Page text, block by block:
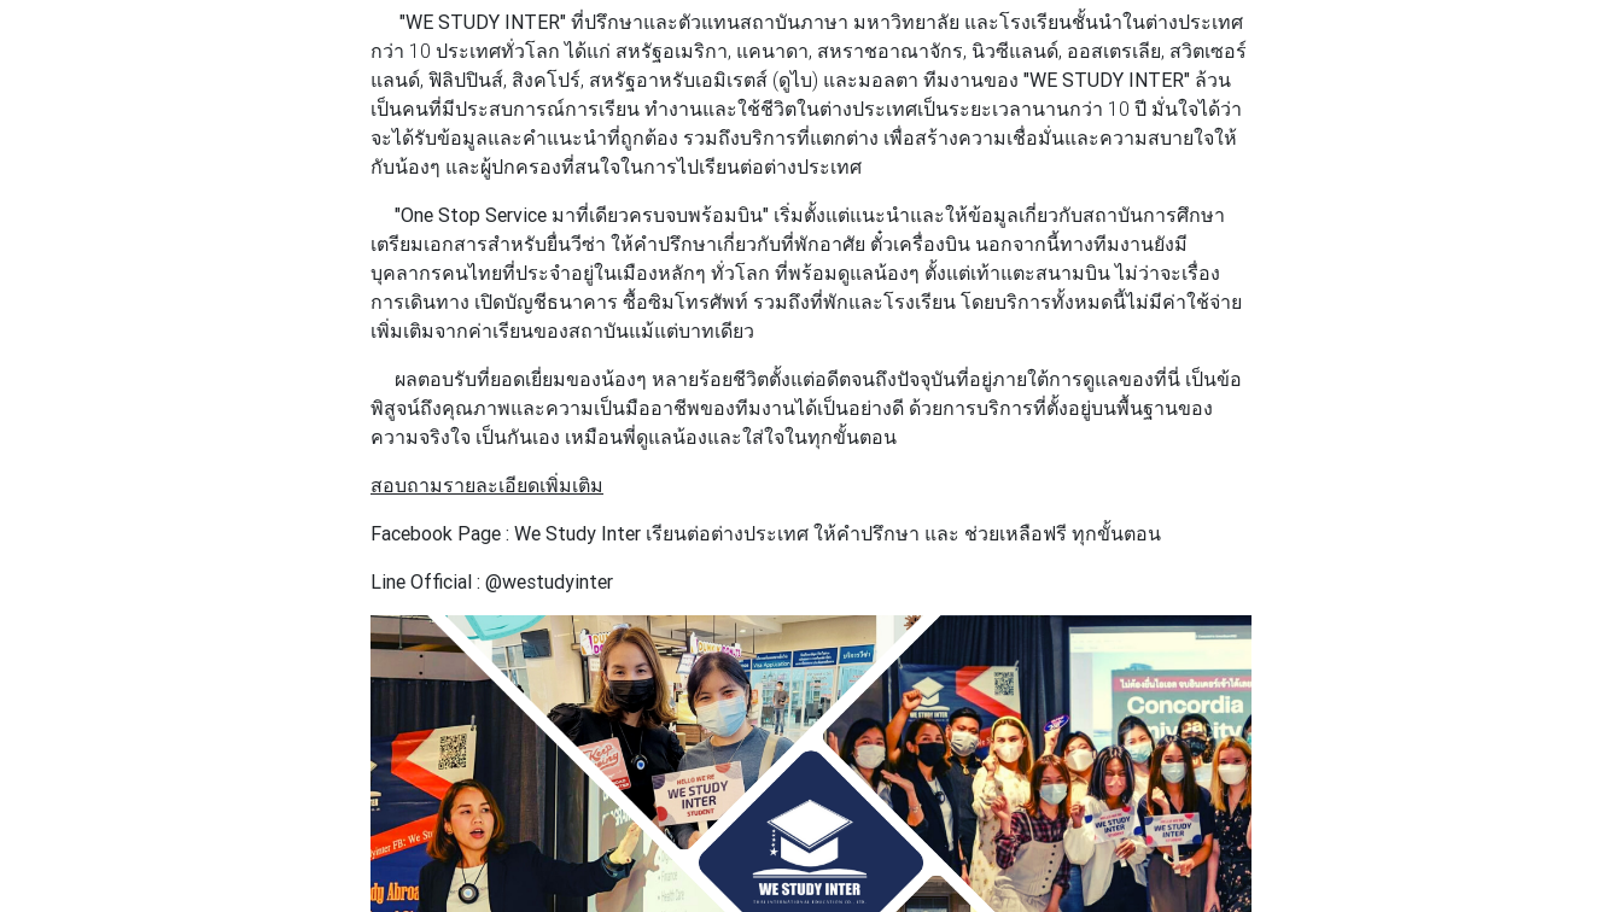
"WE STUDY INTER" ที่ปรึกษาและตัวแทนสถาบันภาษา มหาวิทยาลัย และโรงเรียนชั้นนำในต่างประเทศ
กว่า 10 ประเทศทั่วโลก ได้แก่ สหรัฐอเมริกา, แคนาดา, สหราชอาณาจักร, นิวซีแลนด์, ออสเตรเลีย, สวิตเซอร์
แลนด์, ฟิลิปปินส์, สิงคโปร์, สหรัฐอาหรับเอมิเรตส์ (ดูไบ) และมอลตา ทีมงานของ "WE STUDY INTER" ล้วน
เป็นคนที่มีประสบการณ์การเรียน ทำงานและใช้ชีวิตในต่างประเทศเป็นระยะเวลานานกว่า 10 ปี มั่นใจได้ว่า
จะได้รับข้อมูลและคำแนะนำที่ถูกต้อง รวมถึงบริการที่แตกต่าง เพื่อสร้างความเชื่อมั่นและความสบายใจให้
กับน้องๆ และผู้ปกครองที่สนใจในการไปเรียนต่อต่างประเทศ
"One Stop Service มาที่เดียวครบจบพร้อมบิน" เริ่มตั้งแต่แนะนำและให้ข้อมูลเกี่ยวกับสถาบันการศึกษา
เตรียมเอกสารสำหรับยื่นวีซ่า ให้คำปรึกษาเกี่ยวกับที่พักอาศัย ตั๋วเครื่องบิน นอกจากนี้ทางทีมงานยังมี
บุคลากรคนไทยที่ประจำอยู่ในเมืองหลักๆ ทั่วโลก ที่พร้อมดูแลน้องๆ ตั้งแต่เท้าแตะสนามบิน ไม่ว่าจะเรื่อง
การเดินทาง เปิดบัญชีธนาคาร ซื้อซิมโทรศัพท์ รวมถึงที่พักและโรงเรียน โดยบริการทั้งหมดนี้ไม่มีค่าใช้จ่าย
เพิ่มเติมจากค่าเรียนของสถาบันแม้แต่บาทเดียว
ผลตอบรับที่ยอดเยี่ยมของน้องๆ หลายร้อยชีวิตตั้งแต่อดีตจนถึงปัจจุบันที่อยู่ภายใต้การดูแลของที่นี่ เป็นข้อ
พิสูจน์ถึงคุณภาพและความเป็นมืออาชีพของทีมงานได้เป็นอย่างดี ด้วยการบริการที่ตั้งอยู่บนพื้นฐานของ
ความจริงใจ เป็นกันเอง เหมือนพี่ดูแลน้องและใส่ใจในทุกขั้นตอน
สอบถามรายละเอียดเพิ่มเติม
Facebook Page : We Study Inter เรียนต่อต่างประเทศ ให้คำปรึกษา และ ช่วยเหลือฟรี ทุกขั้นตอน
Line Official : @westudyinter